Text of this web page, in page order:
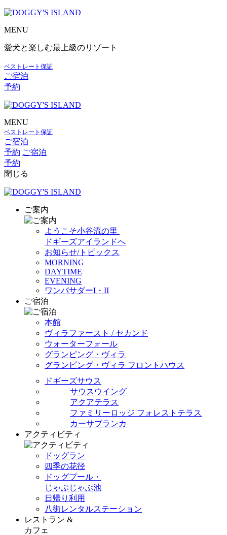
MENU
愛犬と楽しむ最上級のリゾート
ベストレート保証
ご宿泊
予約
MENU
ベストレート保証
ご宿泊
予約 ご宿泊
予約
閉じる
ご案内
ようこそ小谷流の里
ドギーズアイランドへ
お知らせ/トピックス
MORNING
DAYTIME
EVENING
ワンバサダーI・II
ご宿泊
本館
ヴィラファースト / セカンド
ウォーターフォール
グランピング・ヴィラ
グランピング・ヴィラ フロントハウス
ドギーズサウス
サウスウイング
アクアテラス
ファミリーロッジ フォレストテラス
カーサブランカ
アクティビティ
ドッグラン
四季の花径
ドッグプール・
じゃぶじゃぶ池
日帰り利用
八街レンタルステーション
レストラン &
カフェ